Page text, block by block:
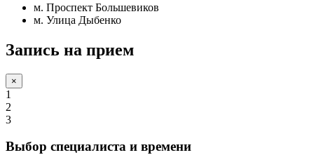
м. Проспект Большевиков
м. Улица Дыбенко
Запись на прием
×
1
2
3
Выбор специалиста и времени